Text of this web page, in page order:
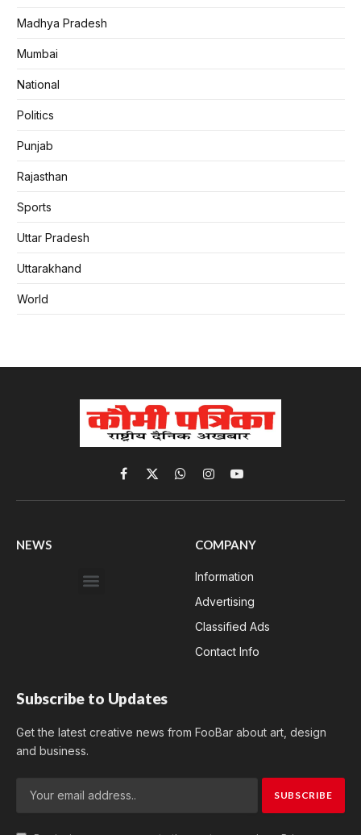
Madhya Pradesh
Mumbai
National
Politics
Punjab
Rajasthan
Sports
Uttar Pradesh
Uttarakhand
World
Facebook
X
(Twitter)
WhatsApp
InstagramYouTube
NEWS COMPANY
Information
Advertising
Classified Ads
Contact Info
Subscribe to Updates
Get the latest creative news from FooBar about art, design
and business.